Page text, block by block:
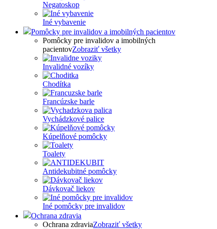
Negatoskop
Iné vybavenie
Pomôcky pre invalidov a imobilných pacientov
Pomôcky pre invalidov a imobilných
pacientovZobraziť všetky
Invalidné vozíky
Chodítka
Francúzske barle
Vychádzkové palice
Kúpelňové pomôcky
Toalety
Antidekubitné pomôcky
Dávkovač liekov
Iné pomôcky pre invalidov
Ochrana zdravia
Ochrana zdraviaZobraziť všetky